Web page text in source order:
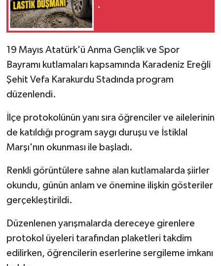
.
19 Mayıs Atatürk'ü Anma Gençlik ve Spor
Bayramı kutlamaları kapsamında Karadeniz Ereğli
Şehit Vefa Karakurdu Stadında program
düzenlendi.
İlçe protokolünün yanı sıra öğrenciler ve ailelerinin
de katıldığı program saygı duruşu ve İstiklal
Marşı'nın okunması ile başladı.
Renkli görüntülere sahne alan kutlamalarda şiirler
okundu, günün anlam ve önemine ilişkin gösteriler
gerçekleştirildi.
Düzenlenen yarışmalarda dereceye girenlere
protokol üyeleri tarafından plaketleri takdim
edilirken, öğrencilerin eserlerine sergileme imkanı